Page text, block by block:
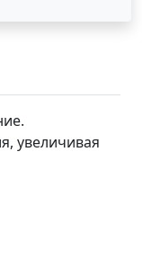
увеличивая